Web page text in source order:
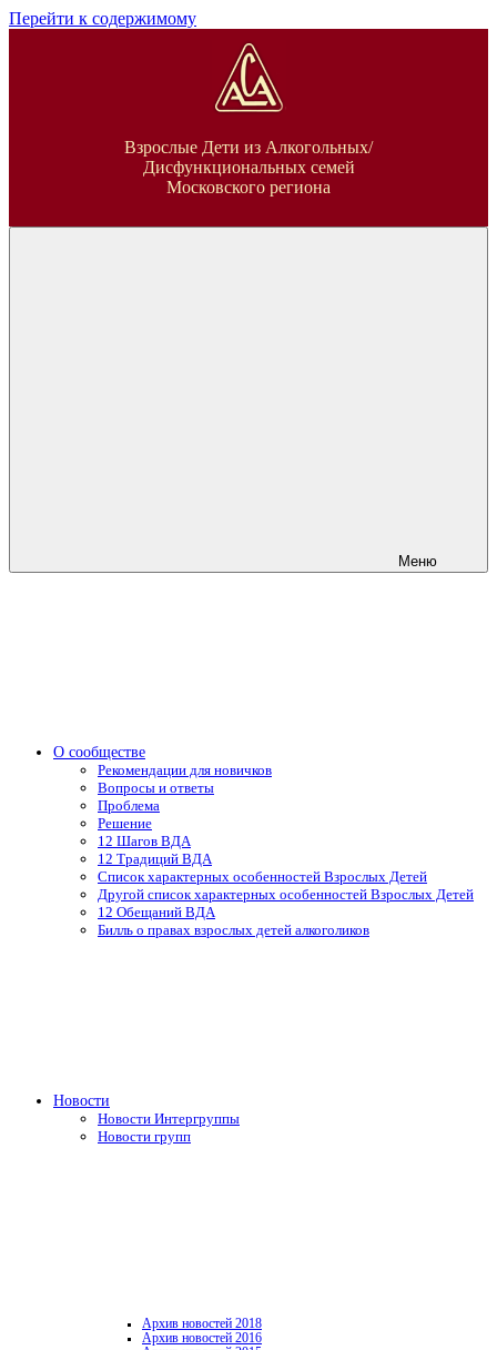
Перейти к содержимому
ВДАВзрослые Дети из Алкогольных/
Дисфункциональных семей
Московского региона
Меню
О сообществе
Рекомендации для новичков
Вопросы и ответы
Проблема
Решение
12 Шагов ВДА
12 Традиций ВДА
Список характерных особенностей Взрослых Детей
Другой список характерных особенностей Взрослых Детей
12 Обещаний ВДА
Билль о правах взрослых детей алкоголиков
Новости
Новости Интергруппы
Новости групп
Архив новостей 2018
Архив новостей 2016